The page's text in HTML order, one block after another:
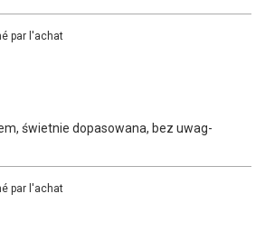
par l'achat
świetnie dopasowana, bez uwag-
par l'achat